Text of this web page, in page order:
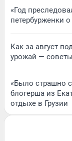
«Год
петербурженки
Как за август
урожай —
«Было страшно
блогерша из
отдыхе в Грузии